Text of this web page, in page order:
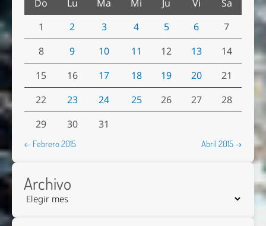
Do Lu Ma Mi Ju Vi
Sa
1
2 3 4 5 6
7
8
9 10 11 12 13
14
15
16 17 18 19 20
21
22
23 24 25 26 27
28
29
30 31
← Febrero 2015 Abril 2015 →
Archivo